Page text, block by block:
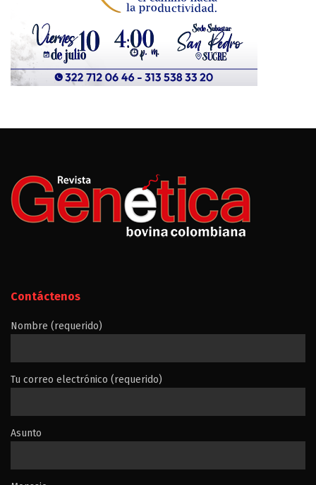
Contáctenos
Nombre (requerido)
Tu correo electrónico (requerido)
Asunto